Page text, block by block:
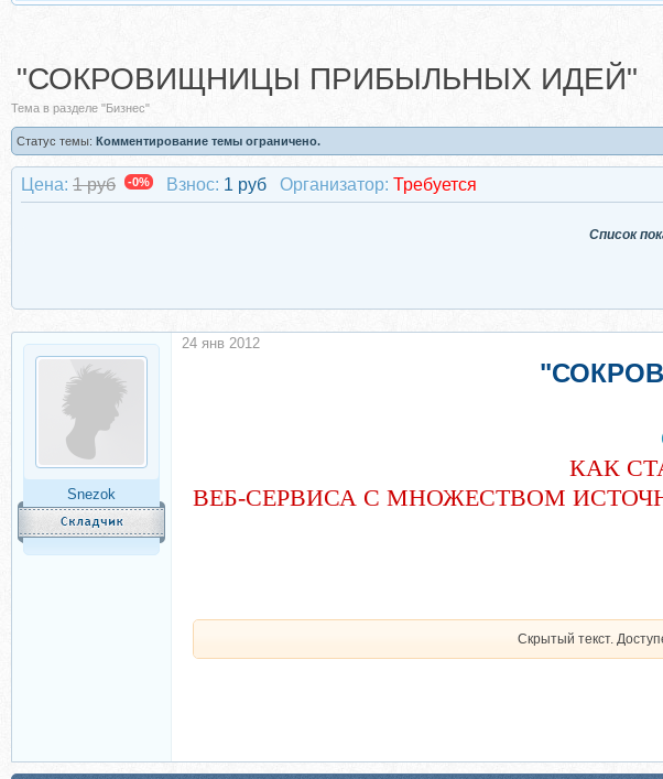
"СОКРОВИЩНИЦЫ ПРИБЫЛЬНЫХ ИДЕЙ"
Тема в разделе "Бизнес"
Статус темы: Комментирование темы ограничено.
Цена: 1 руб -0% Взнос: 1 руб Организатор: Требуется
Список
Snezok
КАК
ВЕБ-СЕРВИСА С МНОЖЕСТВОМ
Скрытый текст.
24 янв 2012